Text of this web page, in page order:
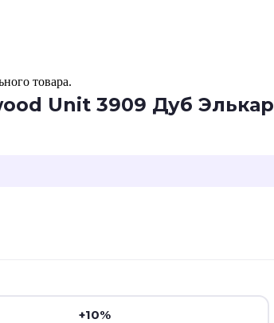
товара.
Unit 3909 Дуб Элькар
+10%